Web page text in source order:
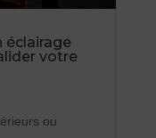
éclairage
votre
ou